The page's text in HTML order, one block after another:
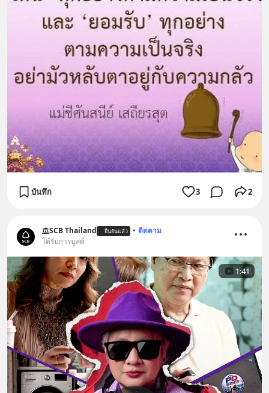
บันทึก 3 2
SCB Thailand ยืนยันแล้ว • ติดตาม
ได้รับการบูสต์
1:41